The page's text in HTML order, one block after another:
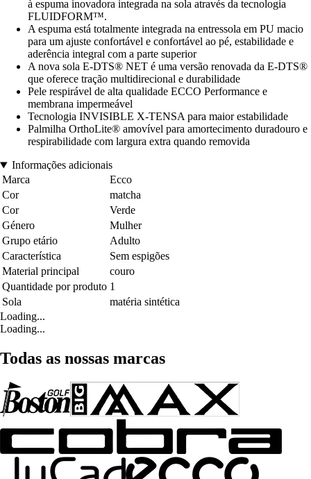
à espuma inovadora integrada na sola através da tecnologia
FLUIDFORM™.
A espuma está totalmente integrada na entressola em PU macio
para um ajuste confortável e confortável ao pé, estabilidade e
aderência integral com a parte superior
A nova sola E-DTS® NET é uma versão renovada da E-DTS®
que oferece tração multidirecional e durabilidade
Pele respirável de alta qualidade ECCO Performance e
membrana impermeável
Tecnologia INVISIBLE X-TENSA para maior estabilidade
Palmilha OrthoLite® amovível para amortecimento duradouro e
respirabilidade com largura extra quando removida
Informações adicionais
Marca
Ecco
Cor
matcha
Cor
Verde
Género
Mulher
Grupo etário
Adulto
Característica
Sem espigões
Material principal
couro
Quantidade por produto 1
Sola
matéria sintética
Loading...
Loading...
Todas as nossas marcas